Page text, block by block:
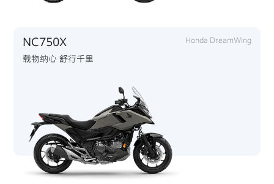
NC750X Honda DreamWing
载物纳心 舒行千里